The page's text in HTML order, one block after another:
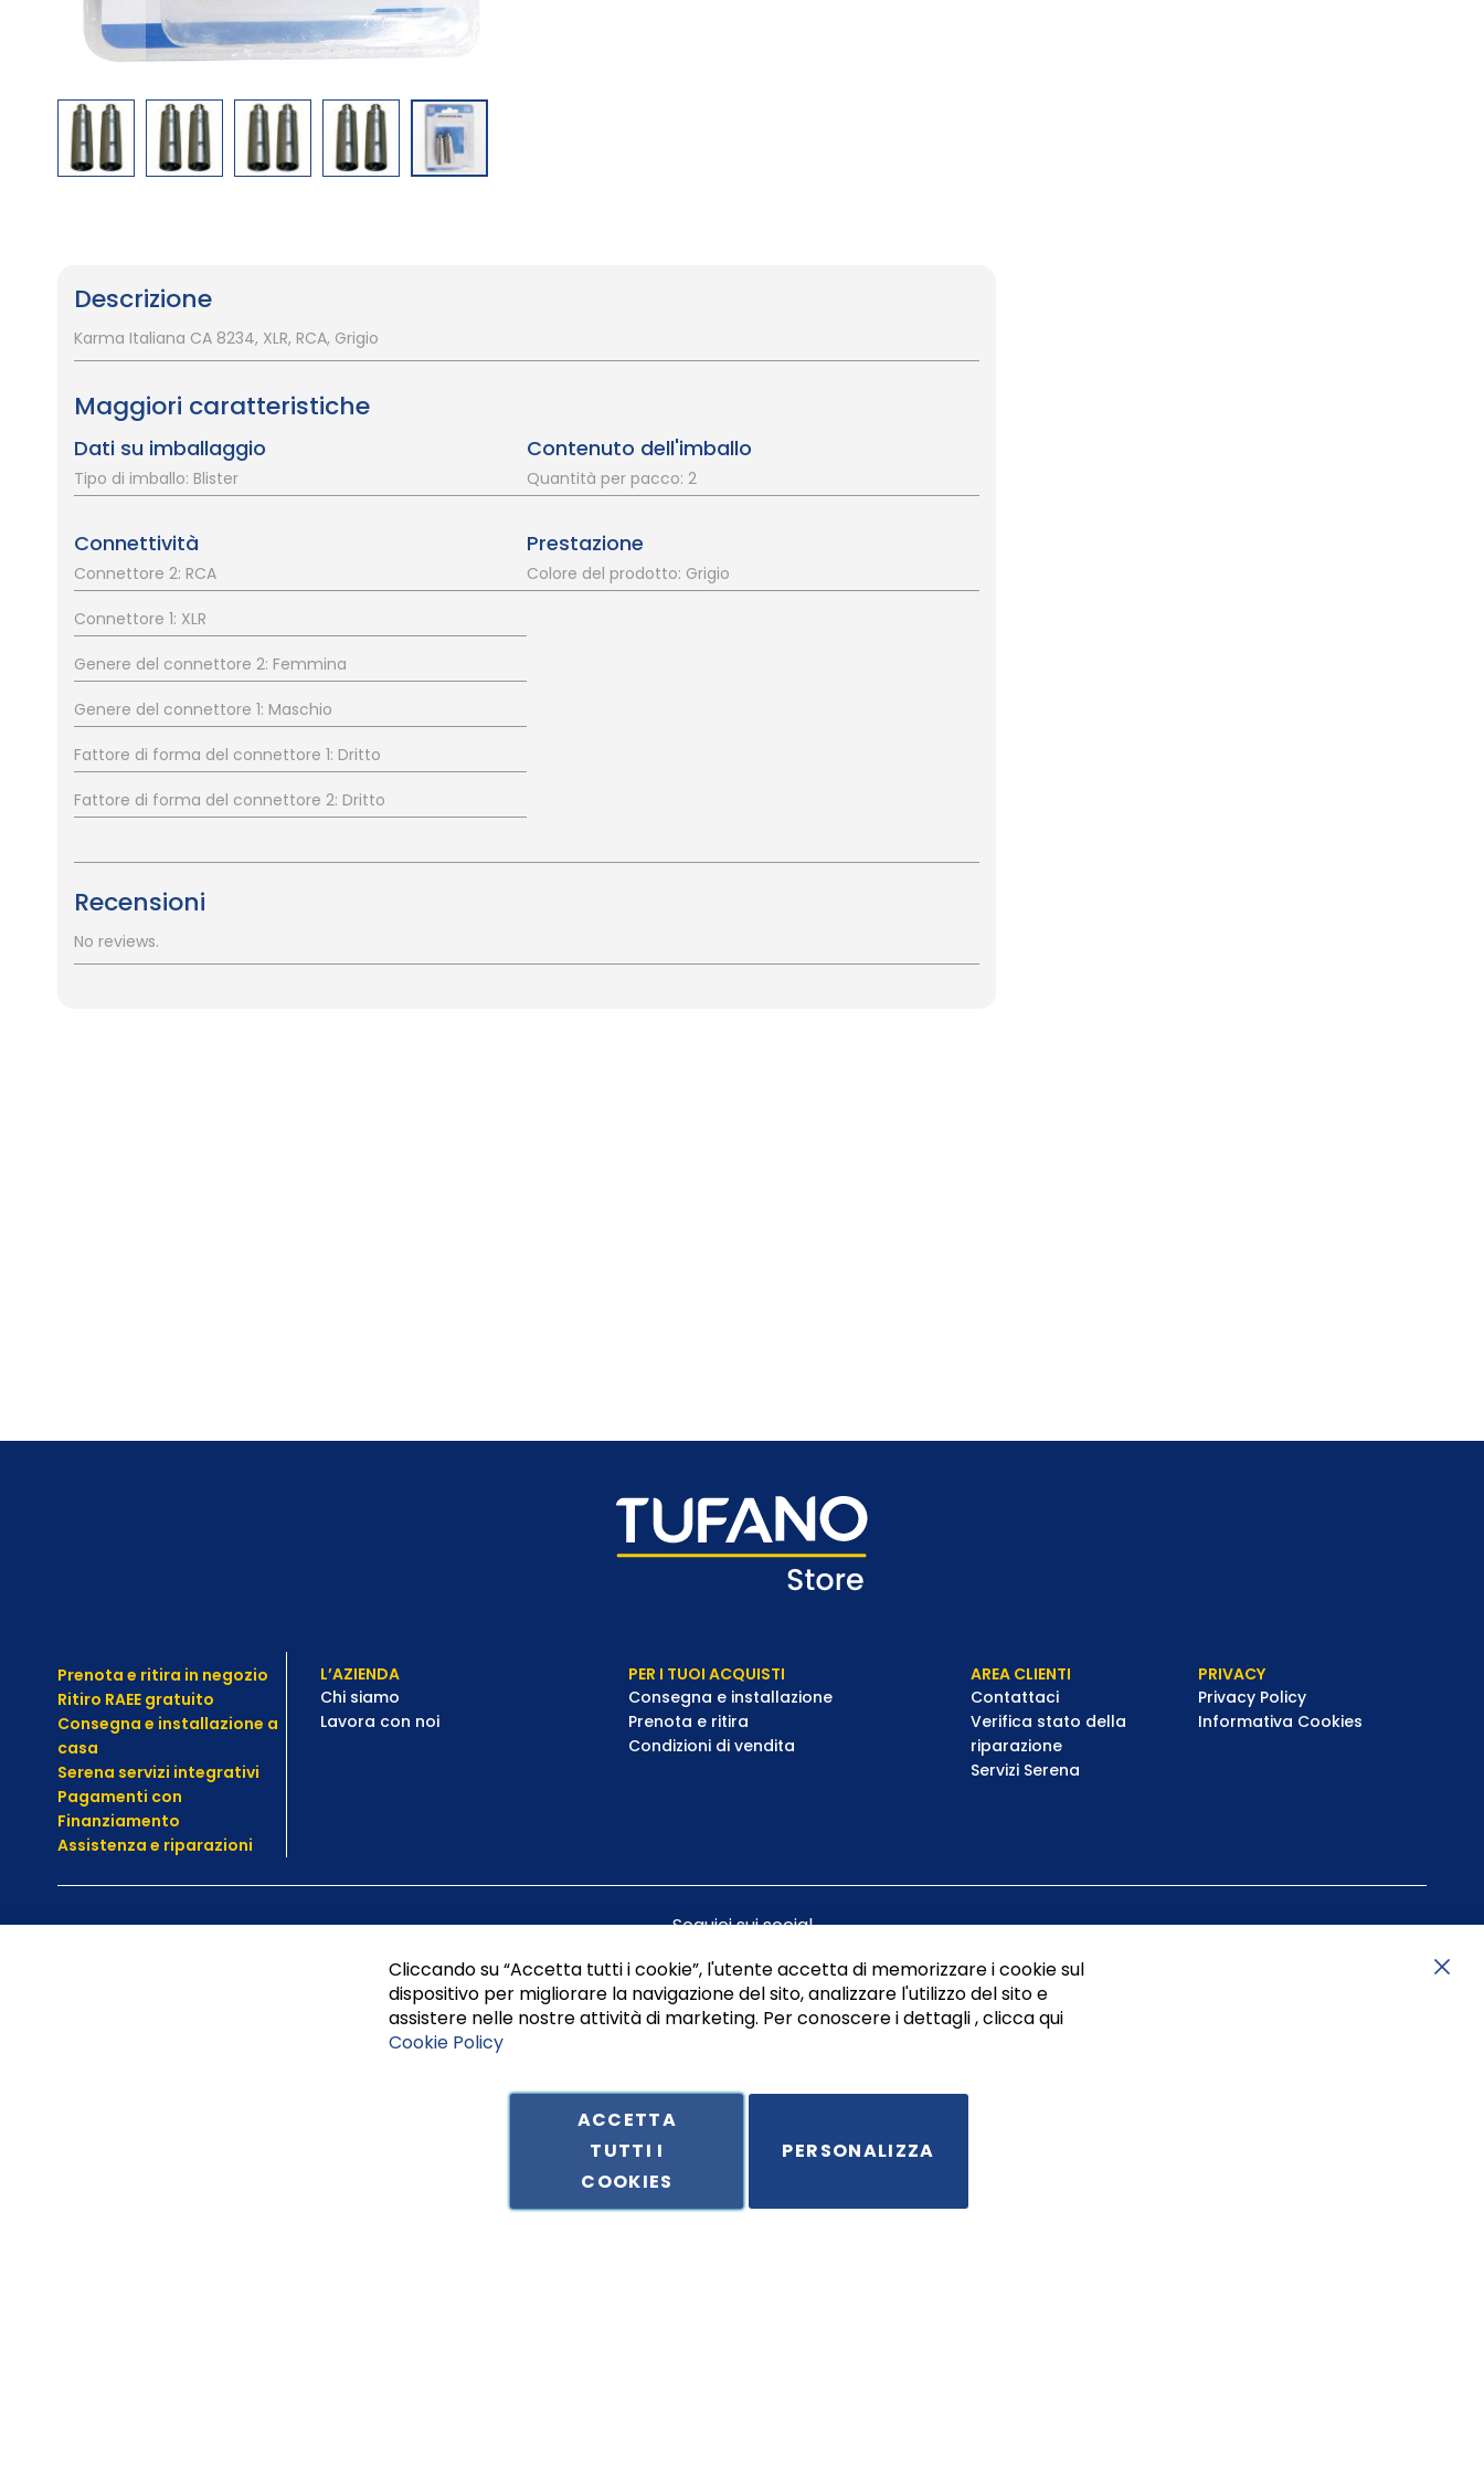
Descrizione
Karma Italiana CA 8234, XLR, RCA, Grigio
Maggiori caratteristiche
Dati su imballaggio
Tipo di imballo: Blister
Connettività
Connettore 2: RCA
Connettore 1: XLR
Genere del connettore 2: Femmina
Genere del connettore 1: Maschio
Fattore di forma del connettore 1: Dritto
Fattore di forma del connettore 2: Dritto
Contenuto dell'imballo
Quantità per pacco: 2
Prestazione
Colore del prodotto: Grigio
Recensioni
No reviews.
Prenota e ritira in negozio
Ritiro RAEE gratuito
Consegna e installazione a
casa
Serena servizi integrativi
Pagamenti con
Finanziamento
Assistenza e riparazioni
L’AZIENDA
Chi siamo
Lavora con noi
PER I TUOI ACQUISTI
Consegna e installazione
Prenota e ritira
Condizioni di vendita
AREA CLIENTI
Contattaci
Verifica stato della
riparazione
Servizi Serena
PRIVACY
Privacy Policy
Informativa Cookies
Seguici sui social
Tufano Teresa S.r.l’. Cap. Soc. i.v. € 312.000,00 - Sede legale in Via Principe di Piemonte 199, cap. 80026 Casoria (NA) - C.F. 05834470634 - P.I. 01465221214, iscritta alla C.C.I.A.A.
Cliccando su “Accetta tutti i cookie”, l'utente accetta di memorizzare i cookie sul
dispositivo per migliorare la navigazione del sito, analizzare l'utilizzo del sito e
assistere nelle nostre attività di marketing. Per conoscere i dettagli , clicca qui
Cookie Policy
ACCETTA
TUTTI I
COOKIES
PERSONALIZZA